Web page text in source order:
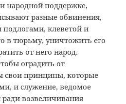
народной поддержке,
разные обвинения,
подлогами, клеветой и
в тюрьму, уничтожить его
от него народ.
оградить от
свои принципы, которые
и служение, ведомое
возвеличивания